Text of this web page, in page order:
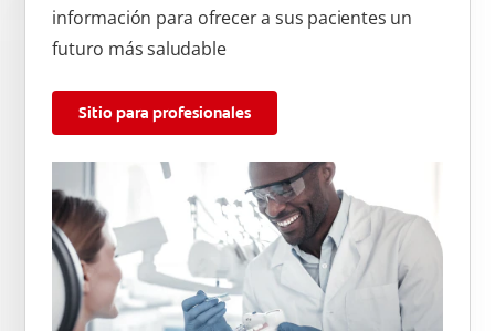
información para ofrecer a sus pacientes un
futuro más saludable
Sitio para profesionales